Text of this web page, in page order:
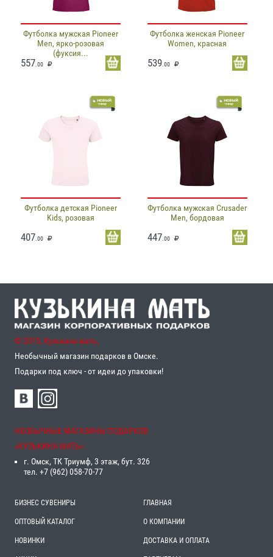
Футболка мужская Pioneer
Men, ярко-розовая
(фуксия...
557 .00
Футболка женская Pioneer
Women, красная
539.00
Футболка детская Pioneer
Kids, розовая
407 .00
Футболка мужская Crusader
Men, бордовая
447 .00
© 2015, Кузькина мать,
Необычный магазин подарков в Омске.
Подарки под ключ - от идеи до упаковки!
НЕОБЫЧНЫЕ МАГАЗИНЫ ПОДАРКОВ
«‎КУЗЬКИНА МАТЬ»‎:
г. Омск, ТК Триумф, 3 этаж, бут. 326
тел. +7 (962) 058-70-77
БИЗНЕС СУВЕНИРЫ
ОПТОВЫЙ КАТАЛОГ
НОВИНКИ
ГЛАВНАЯ
О КОМПАНИИ
ДОСТАВКА И ОПЛАТА